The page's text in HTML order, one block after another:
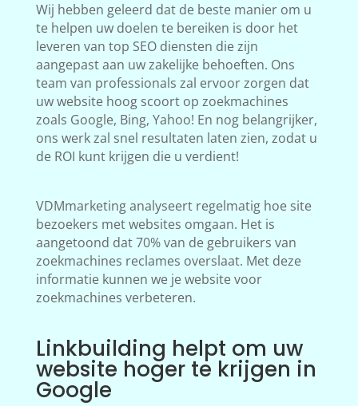
Wij hebben geleerd dat de beste manier om u
te helpen uw doelen te bereiken is door het
leveren van top SEO diensten die zijn
aangepast aan uw zakelijke behoeften. Ons
team van professionals zal ervoor zorgen dat
uw website hoog scoort op zoekmachines
zoals Google, Bing, Yahoo! En nog belangrijker,
ons werk zal snel resultaten laten zien, zodat u
de ROI kunt krijgen die u verdient!
VDMmarketing analyseert regelmatig hoe site
bezoekers met websites omgaan. Het is
aangetoond dat 70% van de gebruikers van
zoekmachines reclames overslaat. Met deze
informatie kunnen we je website voor
zoekmachines verbeteren.
Linkbuilding helpt om uw
website hoger te krijgen in
Google